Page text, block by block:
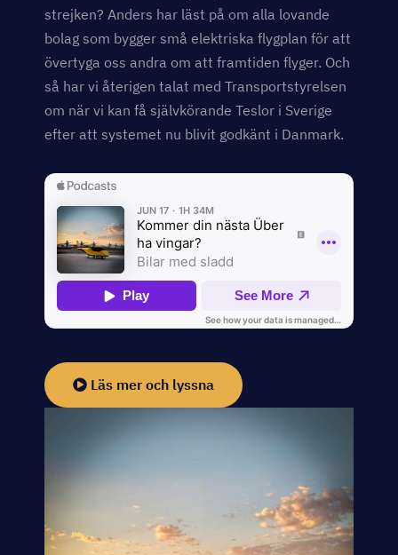
strejken? Anders har läst på om alla lovande
bolag som bygger små elektriska flygplan för att
övertyga oss andra om att framtiden flyger. Och
så har vi återigen talat med Transportstyrelsen
om när vi kan få självkörande Teslor i Sverige
efter att systemet nu blivit godkänt i Danmark.
Läs mer och lyssna